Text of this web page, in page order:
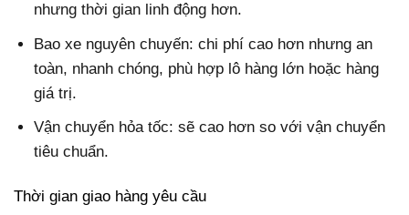
nhưng thời gian linh động hơn.
Bao xe nguyên chuyến: chi phí cao hơn nhưng an
toàn, nhanh chóng, phù hợp lô hàng lớn hoặc hàng
giá trị.
Vận chuyển hỏa tốc: sẽ cao hơn so với vận chuyển
tiêu chuẩn.
Thời gian giao hàng yêu cầu